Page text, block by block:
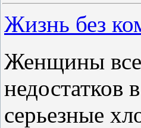
Жизнь без
Женщины
серьезные